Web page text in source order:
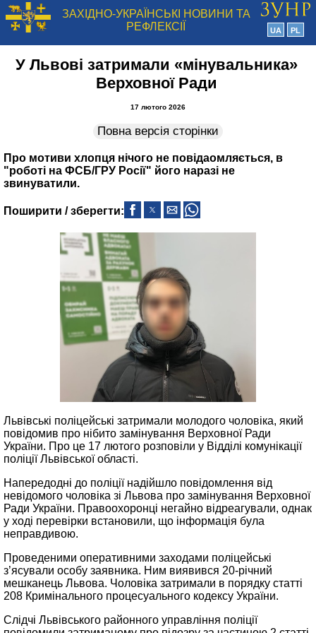
ЗАХІДНО-УКРАЇНСЬКІ НОВИНИ ТА
РЕФЛЕКСІЇ
UA PL
У Львові затримали «мінувальника»
Верховної Ради
17 лютого 2026
Повна версія сторінки
Про мотиви хлопця нічого не повідаомляється, в
"роботі на ФСБ/ГРУ Росії" його наразі не
звинуватили.
Поширити / зберегти:
Львівські поліцейські затримали молодого чоловіка, який
повідомив про нібито замінування Верховної Ради
України. Про це 17 лютого розповіли у Відділі комунікації
поліції Львівської області.
Напередодні до поліції надійшло повідомлення від
невідомого чоловіка зі Львова про замінування Верховної
Ради України. Правоохоронці негайно відреагували, однак
у ході перевірки встановили, що інформація була
неправдивою.
Проведеними оперативними заходами поліцейські
з’ясували особу заявника. Ним виявився 20-річний
мешканець Львова. Чоловіка затримали в порядку статті
208 Кримінального процесуального кодексу України.
Слідчі Львівського районного управління поліції